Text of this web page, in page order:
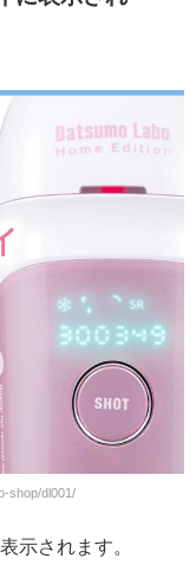
shop/dl001/
示されます。